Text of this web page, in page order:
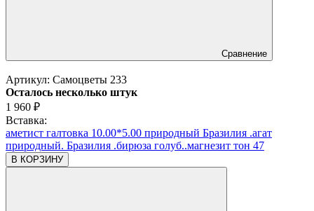
Сравнение
Артикул: Самоцветы 233
Осталось несколько штук
1 960 ₽
Вставка:
аметист галтовка 10.00*5.00 природный Бразилия .агат
природный. Бразилия .бирюза голуб..магнезит тон 47
В КОРЗИНУ